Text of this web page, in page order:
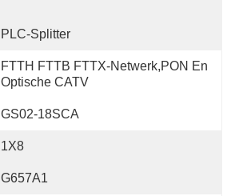
PLC-Splitter
FTTH FTTB FTTX-Netwerk,PON En
Optische CATV
GS02-18SCA
1X8
G657A1